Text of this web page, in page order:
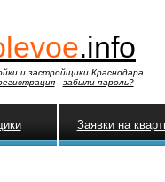
.info
и застройщики Краснодара
- забыли пароль?
Заявки на